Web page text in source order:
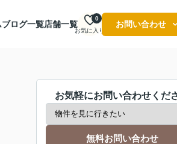
ブログ一覧店舗一覧
お気に入り
0
お問い合わせ
お気軽にお問い合わせくだ
無料お問い合わせ